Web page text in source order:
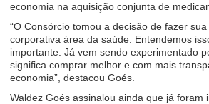
economia na aquisição conjunta de
“O Consórcio tomou a decisão de fazer
corporativa área da saúde. Entendemos
importante. Já vem sendo experimentado
significa comprar melhor e com mais
economia”, destacou Goés.
Waldez Goés assinalou ainda que já foram